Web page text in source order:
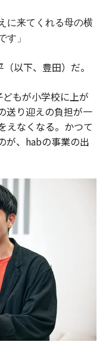
に来てくれる母の横
す」
以下、豊田）だ。
もが小学校に上が
送り迎えの負担が一
えなくなる。かつて
が、habの事業の出